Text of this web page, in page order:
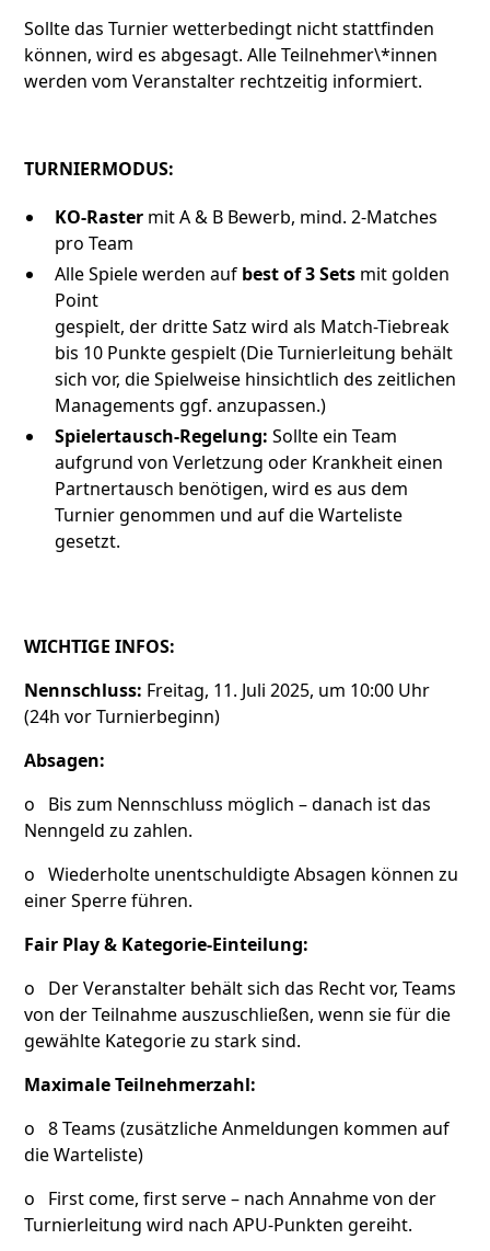
Sollte das Turnier wetterbedingt nicht stattfinden
können, wird es abgesagt. Alle Teilnehmer\*innen
werden vom Veranstalter rechtzeitig informiert.
TURNIERMODUS:
KO-Raster mit A & B Bewerb, mind. 2-Matches
pro Team
Alle Spiele werden auf best of 3 Sets mit golden
Point
gespielt, der dritte Satz wird als Match-Tiebreak
bis 10 Punkte gespielt (Die Turnierleitung behält
sich vor, die Spielweise hinsichtlich des zeitlichen
Managements ggf. anzupassen.)
Spielertausch-Regelung: Sollte ein Team
aufgrund von Verletzung oder Krankheit einen
Partnertausch benötigen, wird es aus dem
Turnier genommen und auf die Warteliste
gesetzt.
WICHTIGE INFOS:
Nennschluss: Freitag, 11. Juli 2025, um 10:00 Uhr
(24h vor Turnierbeginn)
Absagen:
o Bis zum Nennschluss möglich – danach ist das
Nenngeld zu zahlen.
o Wiederholte unentschuldigte Absagen können zu
einer Sperre führen.
Fair Play & Kategorie-Einteilung:
o Der Veranstalter behält sich das Recht vor, Teams
von der Teilnahme auszuschließen, wenn sie für die
gewählte Kategorie zu stark sind.
Maximale Teilnehmerzahl:
o 8 Teams (zusätzliche Anmeldungen kommen auf
die Warteliste)
o First come, first serve – nach Annahme von der
Turnierleitung wird nach APU-Punkten gereiht.